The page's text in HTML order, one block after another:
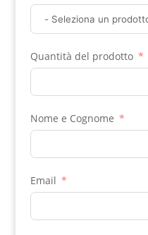
Quantità del prodotto
Nome e Cognome
Email